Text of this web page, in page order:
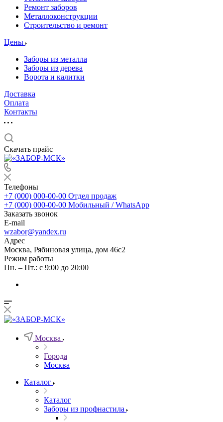
Ремонт заборов
Металлоконструкции
Строительство и ремонт
Цены
Заборы из металла
Заборы из дерева
Ворота и калитки
Доставка
Оплата
Контакты
Скачать прайс
Телефоны
+7 (000) 000-00-00 Отдел продаж
+7 (000) 000-00-00 Мобильный / WhatsApp
Заказать звонок
E-mail
wzabor@yandex.ru
Адрес
Москва, Рябиновая улица, дом 46с2
Режим работы
Пн. – Пт.: с 9:00 до 20:00
Москва
Города
Москва
Каталог
Каталог
Заборы из профнастила